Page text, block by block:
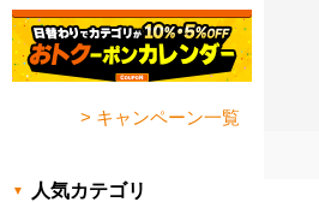
> キャンペーン一覧
人気カテゴリ